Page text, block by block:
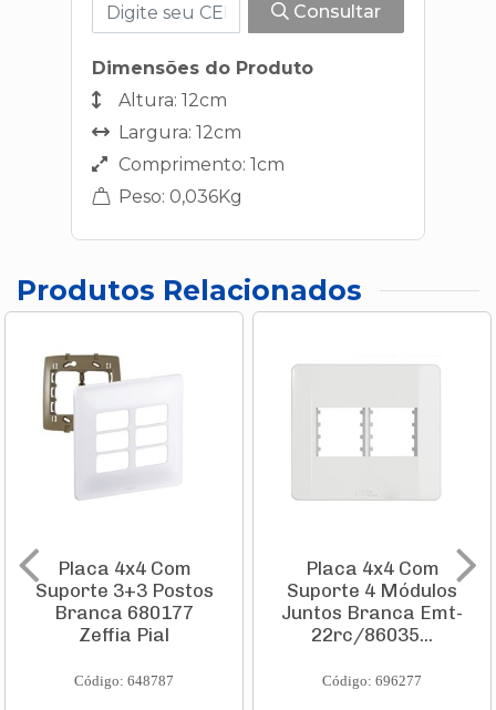
Consultar
Dimensões do Produto
Altura: 12cm
Largura: 12cm
Comprimento: 1cm
Peso: 0,036Kg
Produtos Relacionados
Placa 4x4 Com
Suporte 3+3 Postos
Branca 680177
Zeffia Pial
Código: 648787
Placa 4x4 Com
Suporte 4 Módulos
Juntos Branca Emt-
22rc/86035...
Código: 696277